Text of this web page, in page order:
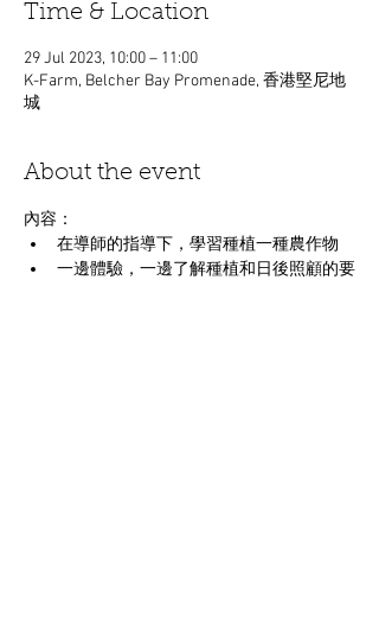
Time & Location
29 Jul 2023, 10:00 – 11:00
K-Farm, Belcher Bay Promenade, 香港堅尼地
城
About the event
內容：
在導師的指導下，學習種植一種農作物
一邊體驗，一邊了解種植和日後照顧的要